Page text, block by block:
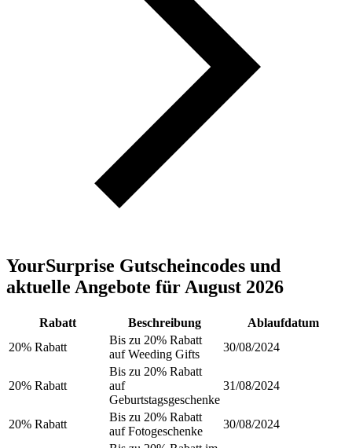
YourSurprise Gutscheincodes und
aktuelle Angebote für August 2026
Rabatt Beschreibung
Ablaufdatum
20% Rabatt
Bis zu 20% Rabatt
auf Weeding Gifts
30/08/2024
20% Rabatt
Bis zu 20% Rabatt
auf
Geburtstagsgeschenke
31/08/2024
20% Rabatt
Bis zu 20% Rabatt
auf Fotogeschenke
30/08/2024